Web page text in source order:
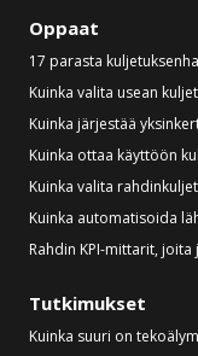
Oppaat
17 parasta
Kuinka valita usean
Kuinka järjestää
Kuinka ottaa käyttöön
Kuinka valita
Kuinka automatisoida
Rahdin KPI-mittarit,
Tutkimukset
Kuinka suuri on